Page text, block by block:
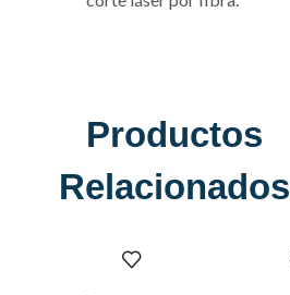
Productos
Relacionados